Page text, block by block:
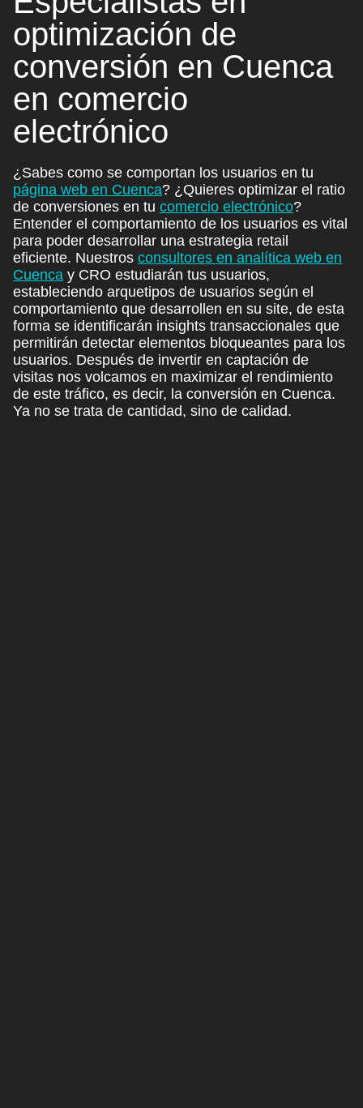
optimización de
conversión en Cuenca
en comercio
electrónico
¿Sabes como se comportan los usuarios en tu
página web en Cuenca? ¿Quieres optimizar el ratio
de conversiones en tu comercio electrónico?
Entender el comportamiento de los usuarios es vital
para poder desarrollar una estrategia retail
eficiente. Nuestros consultores en analítica web en
Cuenca y CRO estudiarán tus usuarios,
estableciendo arquetipos de usuarios según el
comportamiento que desarrollen en su site, de esta
forma se identificarán insights transaccionales que
permitirán detectar elementos bloqueantes para los
usuarios. Después de invertir en captación de
visitas nos volcamos en maximizar el rendimiento
de este tráfico, es decir, la conversión en Cuenca.
Ya no se trata de cantidad, sino de calidad.